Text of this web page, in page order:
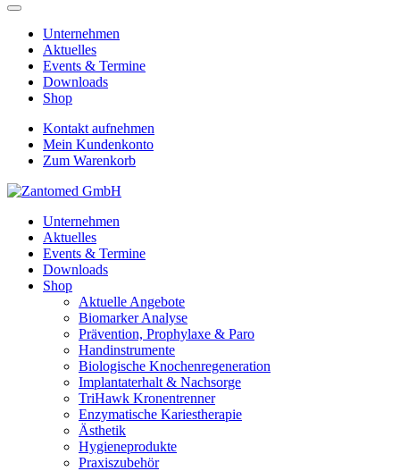
Unternehmen
Aktuelles
Events & Termine
Downloads
Shop
Kontakt aufnehmen
Mein Kundenkonto
Zum Warenkorb
Unternehmen
Aktuelles
Events & Termine
Downloads
Shop
Aktuelle Angebote
Biomarker Analyse
Prävention, Prophylaxe & Paro
Handinstrumente
Biologische Knochenregeneration
Implantaterhalt & Nachsorge
TriHawk Kronentrenner
Enzymatische Kariestherapie
Ästhetik
Hygieneprodukte
Praxiszubehör